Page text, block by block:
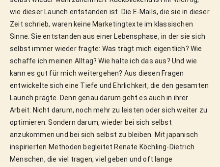
wie dieser Launch entstanden ist. Die E-Mails, die sie in dieser
Zeit schrieb, waren keine Marketingtexte im klassischen
Sinne. Sie entstanden aus einer Lebensphase, in der sie sich
selbst immer wieder fragte: Was trägt mich eigentlich? Wie
schaffe ich meinen Alltag? Wie halte ich das aus? Und wie
kann es gut für mich weitergehen? Aus diesen Fragen
entwickelte sich eine Tiefe und Ehrlichkeit, die den gesamten
Launch prägte. Denn genau darum geht es auch in ihrer
Arbeit: Nicht darum, noch mehr zu leisten oder sich weiter zu
optimieren. Sondern darum, wieder bei sich selbst
anzukommen und bei sich selbst zu bleiben. Mit japanisch
inspirierten Methoden begleitet Renate Köchling-Dietrich
Menschen, die viel tragen, viel geben und oft lange